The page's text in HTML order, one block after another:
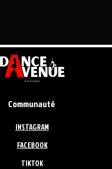
Communauté
INSTAGRAM
FACEBOOK
TIKTOK